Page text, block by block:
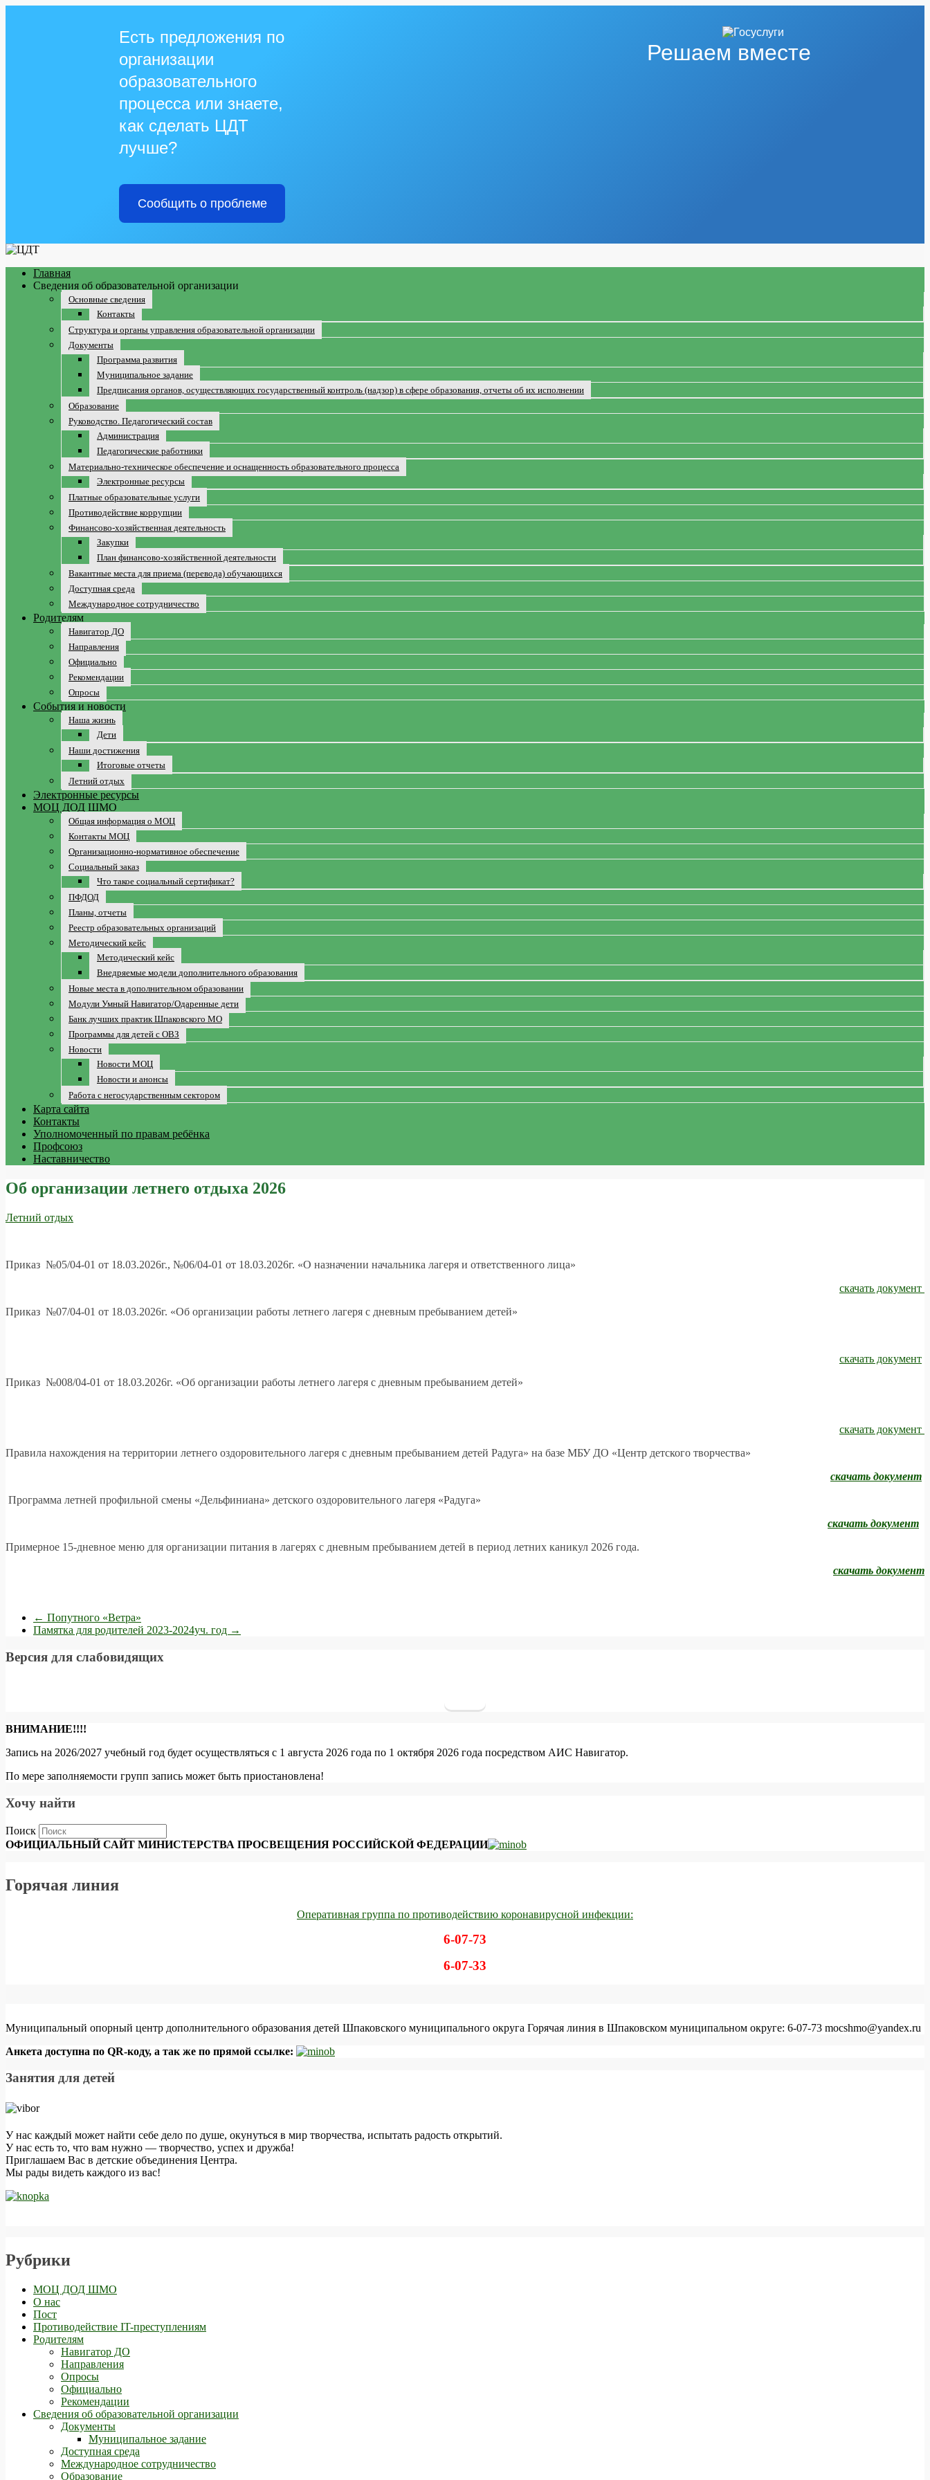
Решаем вместе
Есть предложения по
организации
образовательного
процесса или знаете,
как сделать ЦДТ
лучше?
Сообщить о проблеме
Главная
Сведения об образовательной организации
Основные сведения
Контакты
Структура и органы управления образовательной организации
Документы
Программа развития
Муниципальное задание
Предписания органов, осуществляющих государственный контроль (надзор) в сфере образования, отчеты об их исполнении
Образование
Руководство. Педагогический состав
Администрация
Педагогические работники
Материально-техническое обеспечение и оснащенность образовательного процесса
Электронные ресурсы
Платные образовательные услуги
Противодействие коррупции
Финансово-хозяйственная деятельность
Закупки
План финансово-хозяйственной деятельности
Вакантные места для приема (перевода) обучающихся
Доступная среда
Международное сотрудничество
Родителям
Навигатор ДО
Направления
Официально
Рекомендации
Опросы
События и новости
Наша жизнь
Дети
Наши достижения
Итоговые отчеты
Летний отдых
Электронные ресурсы
МОЦ ДОД ШМО
Общая информация о МОЦ
Контакты МОЦ
Организационно-нормативное обеспечение
Социальный заказ
Что такое социальный сертификат?
ПФДОД
Планы, отчеты
Реестр образовательных организаций
Методический кейс
Методический кейс
Внедряемые модели дополнительного образования
Новые места в дополнительном образовании
Модули Умный Навигатор/Одаренные дети
Банк лучших практик Шпаковского МО
Программы для детей с ОВЗ
Новости
Новости МОЦ
Новости и анонсы
Работа с негосударственным сектором
Карта сайта
Контакты
Уполномоченный по правам ребёнка
Профсоюз
Наставничество
Об организации летнего отдыха 2026
Летний отдых
Приказ №05/04-01 от 18.03.2026г., №06/04-01 от 18.03.2026г. «О назначении начальника лагеря и ответственного лица»
скачать документ
Приказ №07/04-01 от 18.03.2026г. «Об организации работы летнего лагеря с дневным пребыванием детей»
скачать документ
Приказ №008/04-01 от 18.03.2026г. «Об организации работы летнего лагеря с дневным пребыванием детей»
скачать документ
Правила нахождения на территории летнего оздоровительного лагеря с дневным пребыванием детей Радуга» на базе МБУ ДО «Центр детского творчества»
скачать документ
Программа летней профильной смены «Дельфиниана» детского оздоровительного лагеря «Радуга»
скачать документ
Примерное 15-дневное меню для организации питания в лагерях с дневным пребыванием детей в период летних каникул 2026 года.
скачать документ
← Попутного «Ветра»
Памятка для родителей 2023-2024уч. год →
Версия для слабовидящих
ВНИМАНИЕ!!!!
Запись на 2026/2027 учебный год будет осуществляться с 1 августа 2026 года по 1 октября 2026 года посредством АИС Навигатор.
По мере заполняемости групп запись может быть приостановлена!
Хочу найти
Поиск
ОФИЦИАЛЬНЫЙ САЙТ МИНИСТЕРСТВА ПРОСВЕЩЕНИЯ РОССИЙСКОЙ ФЕДЕРАЦИИ
Горячая линия
Оперативная группа по противодействию коронавирусной инфекции:
6-07-73
6-07-33
Муниципальный опорный центр дополнительного образования детей Шпаковского муниципального округа Горячая линия в Шпаковском муниципальном округе: 6-07-73 mocshmo@yandex.ru
Анкета доступна по QR-коду, а так же по прямой ссылке:
Занятия для детей
У нас каждый может найти себе дело по душе, окунуться в мир творчества, испытать радость открытий.
У нас есть то, что вам нужно — творчество, успех и дружба!
Приглашаем Вас в детские объединения Центра.
Мы рады видеть каждого из вас!
Рубрики
МОЦ ДОД ШМО
О нас
Пост
Противодействие IT-преступлениям
Родителям
Навигатор ДО
Направления
Опросы
Официально
Рекомендации
Сведения об образовательной организации
Документы
Муниципальное задание
Доступная среда
Международное сотрудничество
Образование